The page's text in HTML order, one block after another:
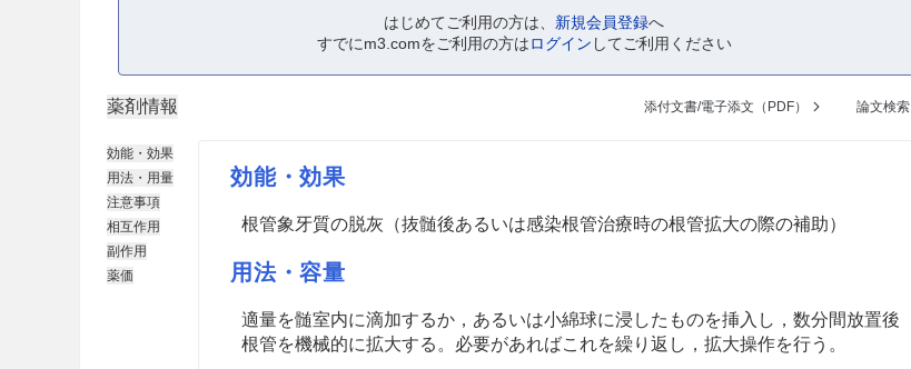
はじめてご利用の方は、 新規会員登録へ
すでにm3.comをご利用の方はログイン してご利用ください
薬剤情報 添付文書/電子添文（PDF） 論文検索
効能・効果
用法・用量
注意事項
相互作用
副作用
薬価
効能・効果
根管象牙質の脱灰（抜髄後あるいは感染根管治療時の根管拡大の際の補助）
用法・容量
適量を髄室内に滴加するか，あるいは小綿球に浸したものを挿入し，数分間放置後
根管を機械的に拡大する。必要があればこれを繰り返し，拡大操作を行う。